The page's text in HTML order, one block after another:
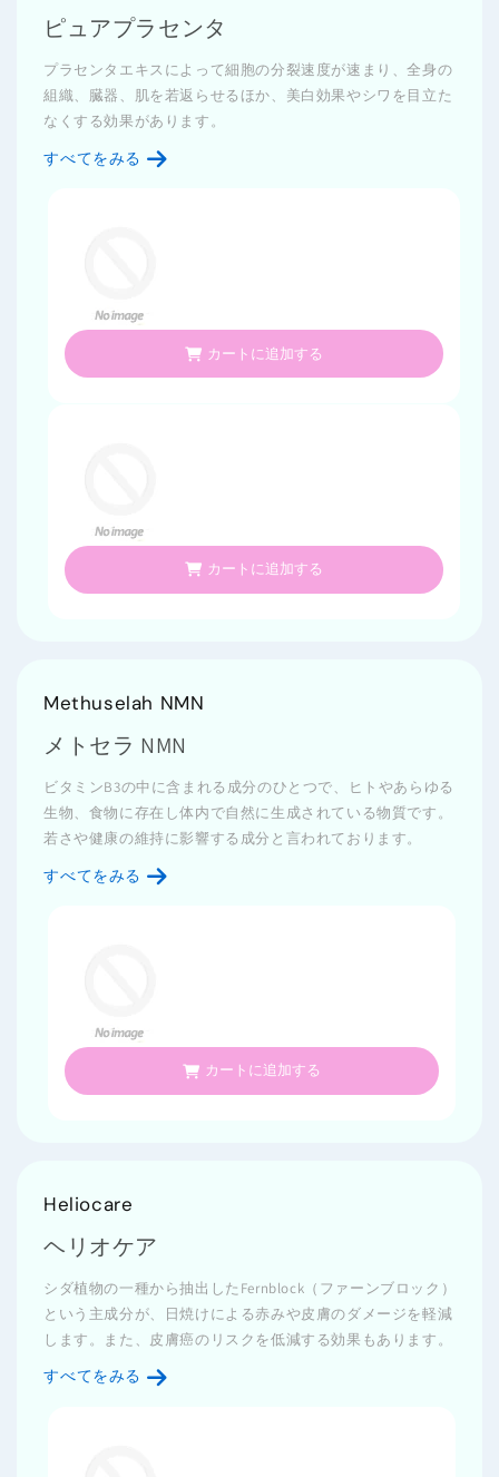
ピュアプラセンタ
プラセンタエキスによって細胞の分裂速度が速まり、全身の
組織、臓器、肌を若返らせるほか、美白効果やシワを目立た
なくする効果があります。
すべてをみる
カートに追加する
カートに追加する
Methuselah NMN
メトセラ NMN
ビタミンB3の中に含まれる成分のひとつで、ヒトやあらゆる
生物、食物に存在し体内で自然に生成されている物質です。
若さや健康の維持に影響する成分と言われております。
すべてをみる
カートに追加する
Heliocare
ヘリオケア
シダ植物の一種から抽出したFernblock（ファーンブロック）
という主成分が、日焼けによる赤みや皮膚のダメージを軽減
します。また、皮膚癌のリスクを低減する効果もあります。
すべてをみる